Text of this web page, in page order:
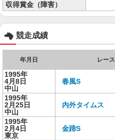
収得賞金（障害）
競走成績
年月日 レース
1995年
4月8日
中山
春風S
1995年
2月25日
中山
内外タイムス
1995年
2月4日
東京
金蹄S